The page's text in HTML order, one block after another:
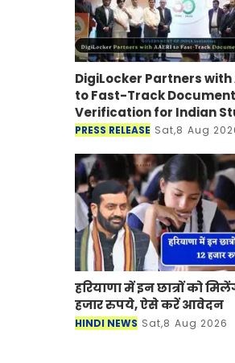
DigiLocker Partners with
to Fast-Track Document
Verification for Indian
Heading to Australia
PRESS RELEASE Sat,8 Aug
हरियाणा में इन छात्रों को
हजार रुपये, ऐसे करें आवेदन
HINDI NEWS Sat,8 Aug 2026